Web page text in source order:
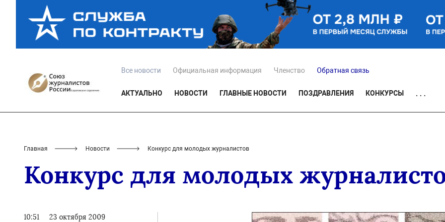
Все новости Официальная информация Членство Обратная связь
АКТУАЛЬНО НОВОСТИ ГЛАВНЫЕ НОВОСТИ ПОЗДРАВЛЕНИЯ КОНКУРСЫ . . .
Главная Новости Конкурс для молодых журналистов
Конкурс для молодых
10:51 23 октября 2009